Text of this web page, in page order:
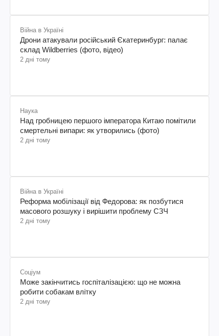
Війна в Україні
Дрони атакували російський Єкатеринбург: палає
склад Wildberries (фото, відео)
2 дні тому
Наука
Над гробницею першого імператора Китаю помітили
смертельні випари: як утворились (фото)
2 дні тому
Війна в Україні
Реформа мобілізації від Федорова: як позбутися
масового розшуку і вирішити проблему СЗЧ
2 дні тому
Соціум
Може закінчитись госпіталізацією: що не можна
робити собакам влітку
2 дні тому